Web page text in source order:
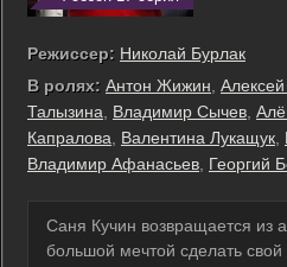
Режиссер: Николай Бурлак
В ролях: Антон Жижин
Талызина
Владимир Сычев
Капралова
Валентина Лукащук
Владимир Афанасьев Георгий
Саня Кучин возвращается из
большой мечтой сделать